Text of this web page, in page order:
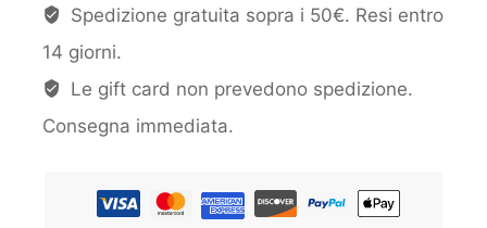
Spedizione gratuita sopra i 50€. Resi entro
14 giorni.
Le gift card non prevedono spedizione.
Consegna immediata.